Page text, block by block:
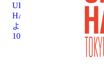
URBAN
HACKS